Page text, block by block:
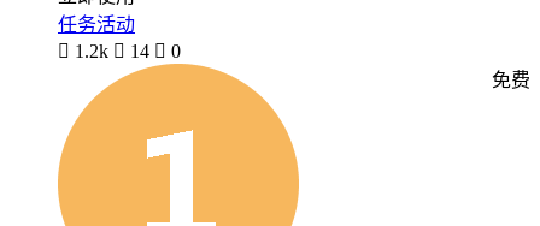
任务活动
 1.2k  14  0
免费